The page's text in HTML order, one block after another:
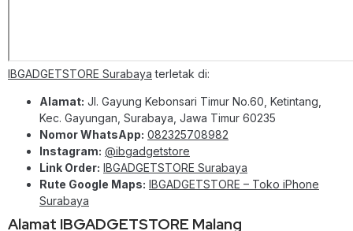
IBGADGETSTORE Surabaya terletak di:
Alamat: Jl. Gayung Kebonsari Timur No.60, Ketintang,
Kec. Gayungan, Surabaya, Jawa Timur 60235
Nomor WhatsApp: 082325708982
Instagram: @ibgadgetstore
Link Order: IBGADGETSTORE Surabaya
Rute Google Maps: IBGADGETSTORE – Toko iPhone
Surabaya
Alamat IBGADGETSTORE Malang